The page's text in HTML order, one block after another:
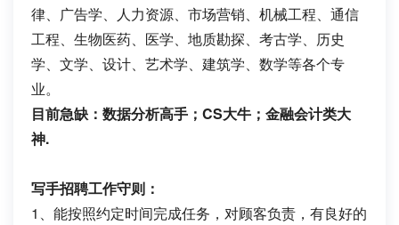
律、广告学、人力资源、市场营销、机械工程、通信
工程、生物医药、医学、地质勘探、考古学、历史
学、文学、设计、艺术学、建筑学、数学等各个专
业。
目前急缺：数据分析高手；CS大牛；金融会计类大
神.
写手招聘工作守则：
1、能按照约定时间完成任务，对顾客负责，有良好的